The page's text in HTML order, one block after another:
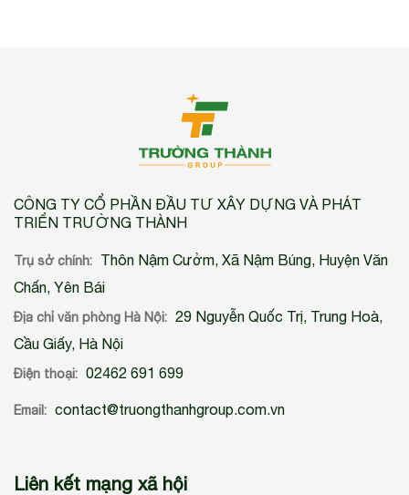
CÔNG TY CỔ PHẦN ĐẦU TƯ XÂY DỰNG VÀ PHÁT
TRIỂN TRƯỜNG THÀNH
Trụ sở chính:
Thôn Nậm Cưởm, Xã Nậm Búng, Huyện Văn
Chấn, Yên Bái
Địa chỉ văn phòng Hà Nội: 29 Nguyễn Quốc Trị, Trung Hoà,
Cầu Giấy, Hà Nội
Điện thoại: 02462 691 699
Email: contact@truongthanhgroup.com.vn
Liên kết mạng xã hội